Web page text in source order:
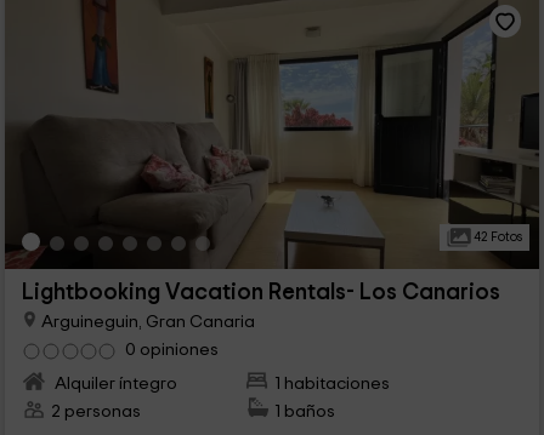
42 Fotos
Lightbooking Vacation Rentals- Los Canarios
Arguineguin, Gran Canaria
0 opiniones
Alquiler íntegro
1 habitaciones
2 personas
1 baños